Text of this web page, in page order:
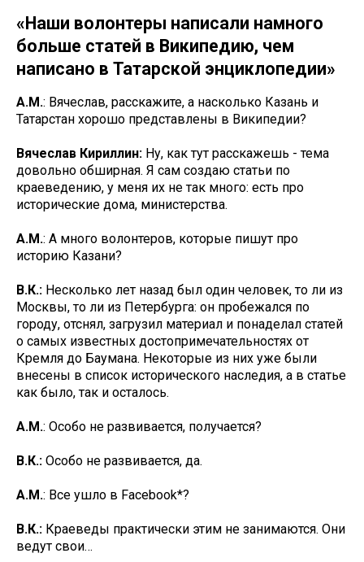
«Наши волонтеры написали намного
больше статей в Википедию, чем
написано в Татарской энциклопедии»
А.М.: Вячеслав, расскажите, а насколько Казань и
Татарстан хорошо представлены в Википедии?
Вячеслав Кириллин: Ну, как тут расскажешь - тема
довольно обширная. Я сам создаю статьи по
краеведению, у меня их не так много: есть про
исторические дома, министерства.
А.М.: А много волонтеров, которые пишут про
историю Казани?
В.К.: Несколько лет назад был один человек, то ли из
Москвы, то ли из Петербурга: он пробежался по
городу, отснял, загрузил материал и понаделал статей
о самых известных достопримечательностях от
Кремля до Баумана. Некоторые из них уже были
внесены в список исторического наследия, а в статье
как было, так и осталось.
А.М.: Особо не развивается, получается?
В.К.: Особо не развивается, да.
А.М.: Все ушло в Facebook*?
В.К.: Краеведы практически этим не занимаются. Они
ведут свои…